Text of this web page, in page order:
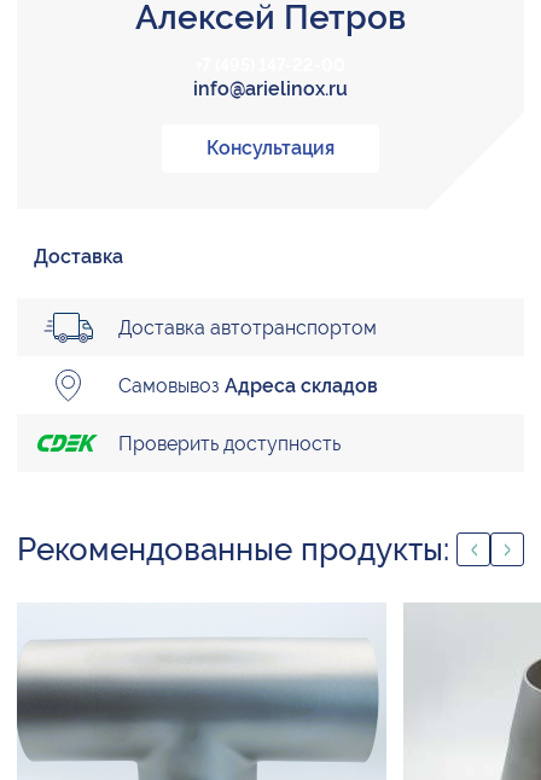
Алексей Петров
info@arielinox.ru
Консультация
Доставка
Доставка автотранспортом
Самовывоз Адреса складов
Проверить доступность
Рекомендованные продукты: